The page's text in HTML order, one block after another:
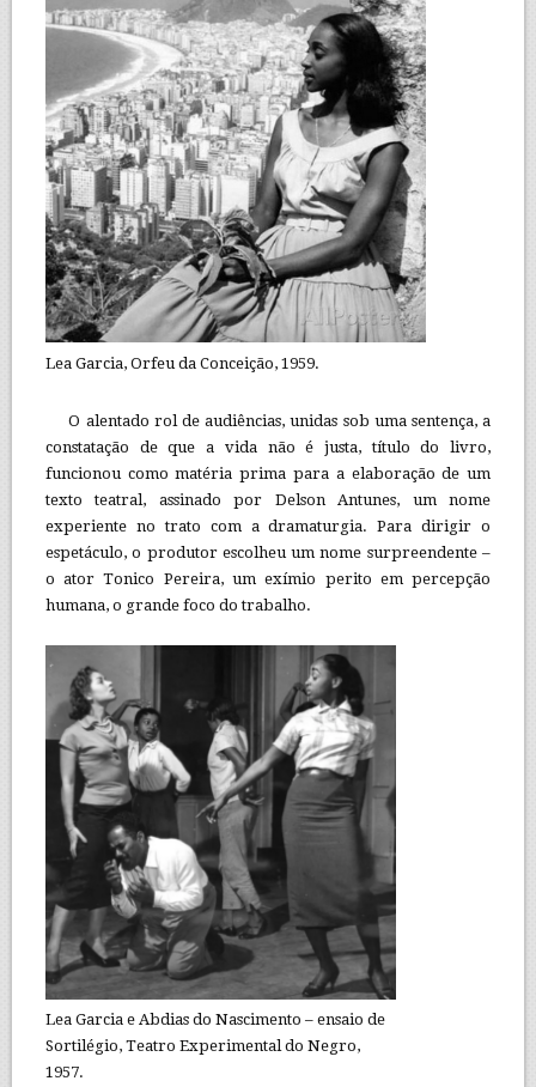
Lea Garcia, Orfeu da Conceição, 1959.
O alentado rol de audiências, unidas sob uma sentença, a
constatação de que a vida não é justa, título do livro,
funcionou como matéria prima para a elaboração de um
texto teatral, assinado por Delson Antunes, um nome
experiente no trato com a dramaturgia. Para dirigir o
espetáculo, o produtor escolheu um nome surpreendente –
o ator Tonico Pereira, um exímio perito em percepção
humana, o grande foco do trabalho.
Lea Garcia e Abdias do Nascimento – ensaio de
Sortilégio, Teatro Experimental do Negro,
1957.